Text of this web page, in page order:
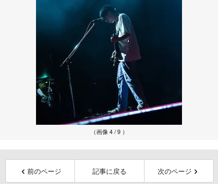
（画像 4 / 9 ）
前のページ 記事に戻る 次のページ